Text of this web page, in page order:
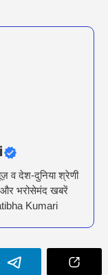
व देश-दुनिया श्रेणी
और भरोसेमंद खबरें
Kumari